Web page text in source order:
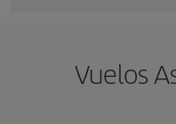
Vuelos